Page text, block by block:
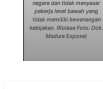
negara dan tidak menyasar
pekerja level bawah yang
tidak memiliki kewenangan
kebijakan. (Kolase Foto: Dok.
Madura Expose)